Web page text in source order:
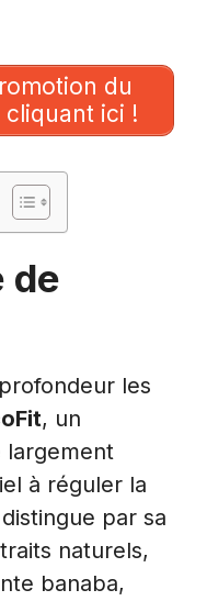
du
cliquant ici !
de
les
, un
largement
à réguler la
par sa
naturels,
banaba,